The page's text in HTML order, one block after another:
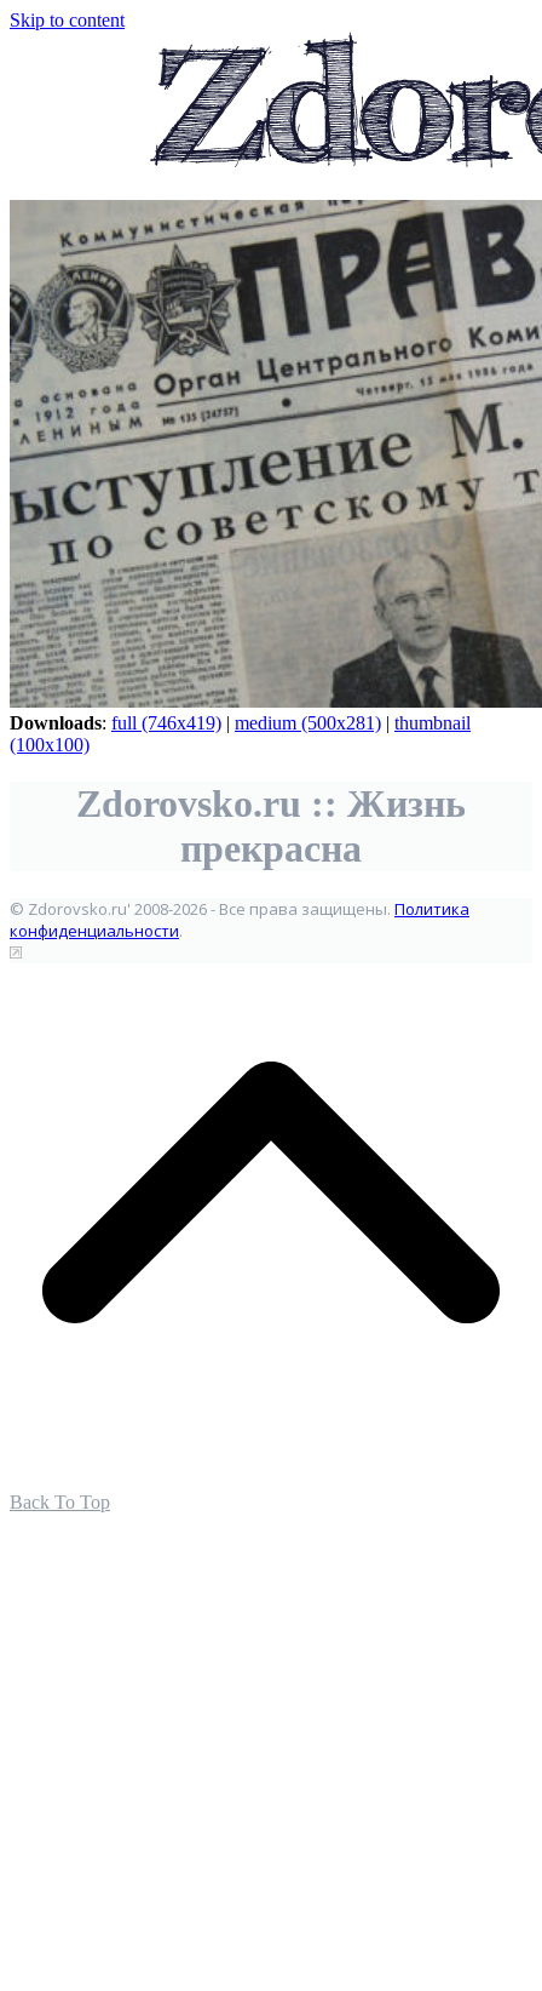
Skip to content
Downloads: full (746x419) | medium (500x281) | thumbnail
(100x100)
Zdorovsko.ru :: Жизнь
прекрасна
© Zdorovsko.ru' 2008-2026 - Все права защищены. Политика
конфиденциальности.
Back To Top